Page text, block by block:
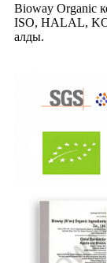
Bioway Organic
ISO, HALAL,
алды.